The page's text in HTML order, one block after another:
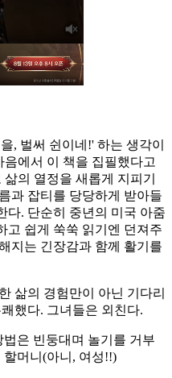
, 벌써 쉰이네!' 하는 생각이
에서 이 책을 집필했다고
의 열정을 새롭게 지피기
과 잡티를 당당하게 받아들
다. 단순히 중년의 미국 아줌
고 쉽게 쑥쑥 읽기엔 던져주
지는 긴장감과 함께 활기를
삶의 경험만이 아닌 기다리
했다. 그녀들은 외친다.
은 빈둥대며 놀기를 거부
머니(아니, 여성!!)